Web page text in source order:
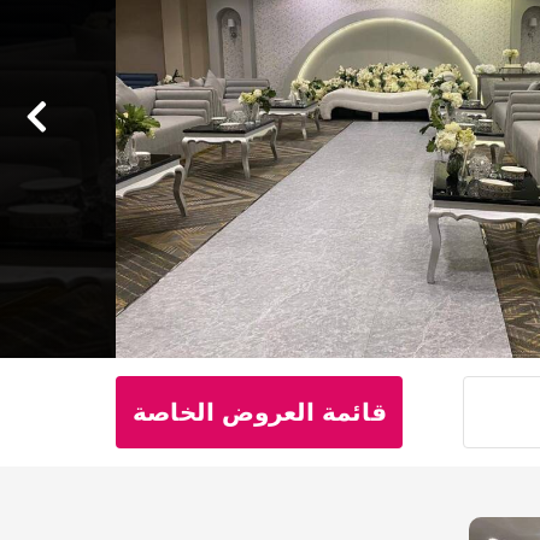
قائمة العروض الخاصة